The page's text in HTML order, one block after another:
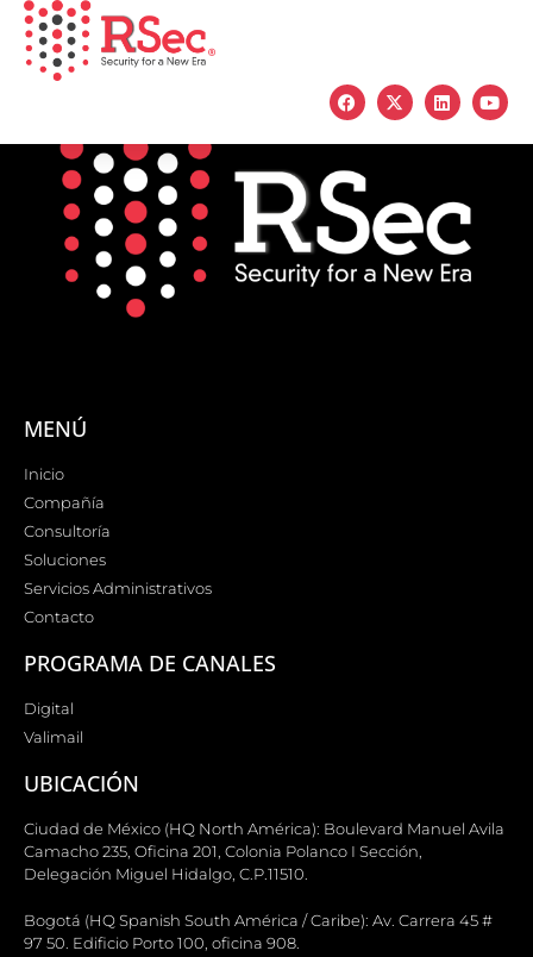
MENÚ
Inicio
Compañía
Consultoría
Soluciones
Servicios Administrativos
Contacto
PROGRAMA DE CANALES
Digital
Valimail
UBICACIÓN
Ciudad de México (HQ North América): Boulevard Manuel Avila
Camacho 235, Oficina 201, Colonia Polanco I Sección,
Delegación Miguel Hidalgo, C.P.11510.
Bogotá (HQ Spanish South América / Caribe): Av. Carrera 45 #
97 50. Edificio Porto 100, oficina 908.